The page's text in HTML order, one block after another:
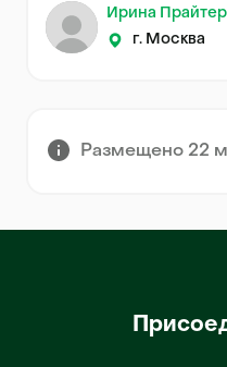
Ирина Прайтер
г. Москва
Размещено 22